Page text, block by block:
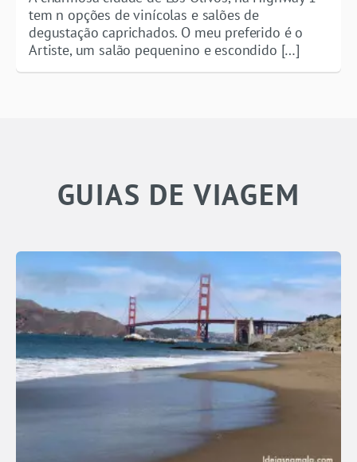
tem n opções de vinícolas e salões de
degustação caprichados. O meu preferido é o
Artiste, um salão pequenino e escondido […]
GUIAS DE VIAGEM